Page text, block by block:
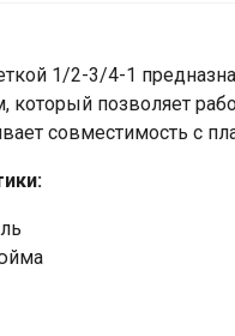
1/2-3/4-1
позволяет
совместимость с